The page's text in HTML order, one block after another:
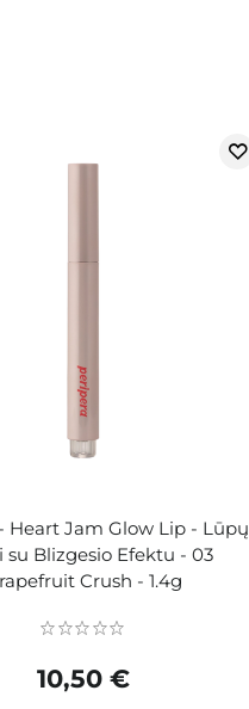
Heart Jam Glow Lip - Lūpų
su Blizgesio Efektu - 03
Crush - 1.4g
10,50 €